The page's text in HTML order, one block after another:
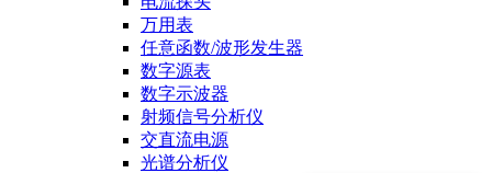
万用表
任意函数/波形发生器
数字源表
数字示波器
射频信号分析仪
交直流电源
光谱分析仪